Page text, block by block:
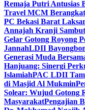
Remaja Putri Antusias
Travel MCM
PC Bekasi Barat
Annajah Kranji
Gelar Gotong Royong
JannahLDII
Generasi Muda
Hanjuang: Sinergi
IslamiahPAC LDII
di Masjid Al Mukmin
Solear: Wujud Gotong
MasyarakatPengajian